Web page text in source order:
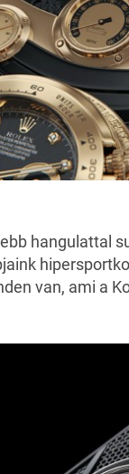
hangulattal
van, ami a